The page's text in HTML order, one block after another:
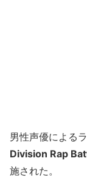
男性声優による
Division Rap
施された。